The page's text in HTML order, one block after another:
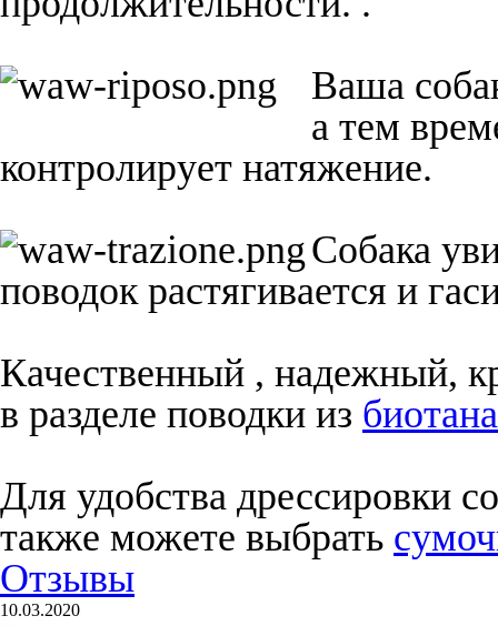
Ваша
а тем
контролирует натяжение.
Собака
поводок растягивается и
Качественный , надежный,
в разделе поводки из биотана
Для удобства дрессировки
также можете выбрать
Отзывы
10.03.2020